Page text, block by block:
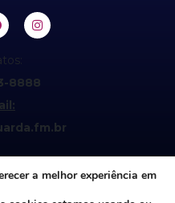
8888
a melhor experiência em